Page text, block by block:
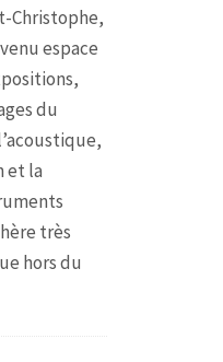
Christophe,
espace
du
et la
très
hors du